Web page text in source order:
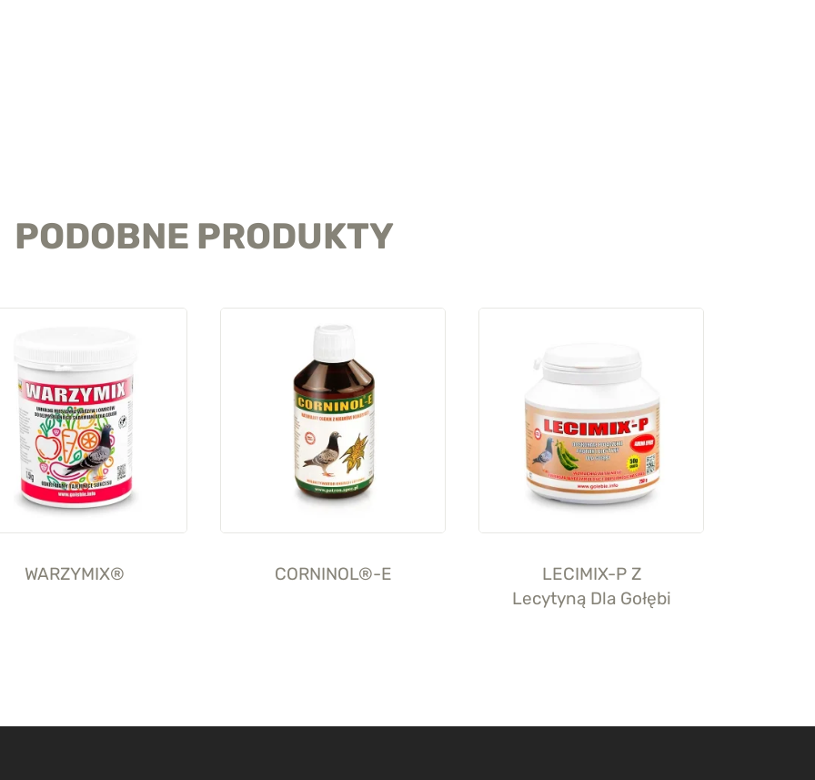
PODOBNE PRODUKTY
WARZYMIX® CORNINOL®-E
LECIMIX-P Z
Lecytyną Dla Gołębi